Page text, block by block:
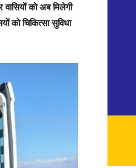
को अब मिलेगी
को चिकित्सा सुविधा